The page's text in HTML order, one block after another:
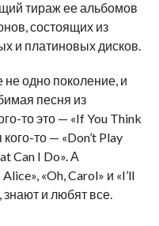
тираж ее альбомов
состоящих из
и платиновых дисков.
одно поколение, и
песня из
то это — «If You Think
то — «Don’t Play
Can I Do». А
«Oh, Carol» и «I’ll
и любят все.